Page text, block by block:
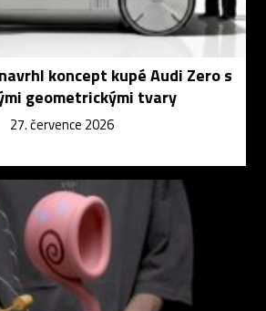
koncept kupé Audi Zero s
geometrickými tvary
27. července 2026